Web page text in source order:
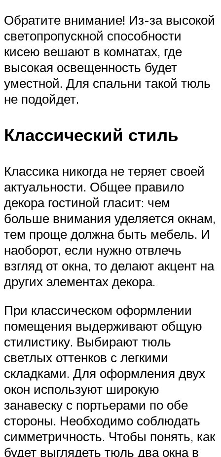
Обратите внимание! Из-за высокой
светопропускной способности
кисею вешают в комнатах, где
высокая освещенность будет
уместной. Для спальни такой тюль
не подойдет.
Классический стиль
Классика никогда не теряет своей
актуальности. Общее правило
декора гостиной гласит: чем
больше внимания уделяется окнам,
тем проще должна быть мебель. И
наоборот, если нужно отвлечь
взгляд от окна, то делают акцент на
других элементах декора.
При классическом оформлении
помещения выдерживают общую
стилистику. Выбирают тюль
светлых оттенков с легкими
складками. Для оформления двух
окон используют широкую
занавеску с портьерами по обе
стороны. Необходимо соблюдать
симметричность. Чтобы понять, как
будет выглядеть тюль два окна в